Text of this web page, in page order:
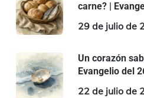
carne? |
29 de julio de
Un corazón
Evangelio del
22 de julio de